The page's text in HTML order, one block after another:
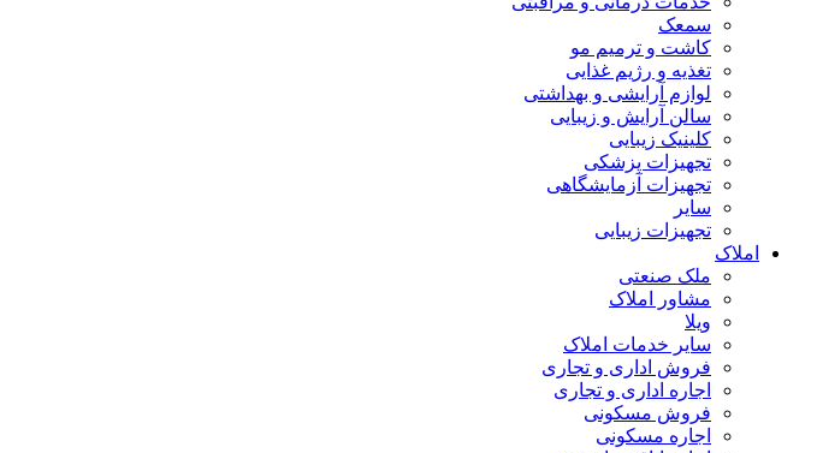
سمعک
کاشت و ترمیم مو
تغذیه و رژیم غذایی
لوازم آرایشی و بهداشتی
سالن آرایش و زیبایی
کلینیک زیبایی
تجهیزات پزشکی
تجهیزات آزمایشگاهی
سایر
تجهیزات زیبایی
املاک
ملک صنعتی
مشاور املاک
ویلا
سایر خدمات املاک
فروش اداری و تجاری
اجاره اداری و تجاری
فروش مسکونی
اجاره مسکونی